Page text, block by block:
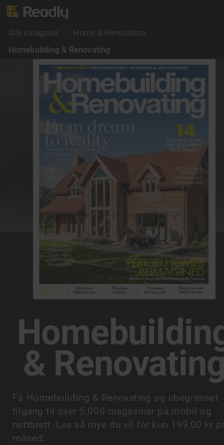
Alle kategorier
Home & Renovation
Homebuilding & Renovating
&
Få Homebuilding & Renovating og ubegrenset
tilgang til over 5,000 magasiner på mobil og
nettbrett. Les så mye du vil for kun 199,00 kr
måned.